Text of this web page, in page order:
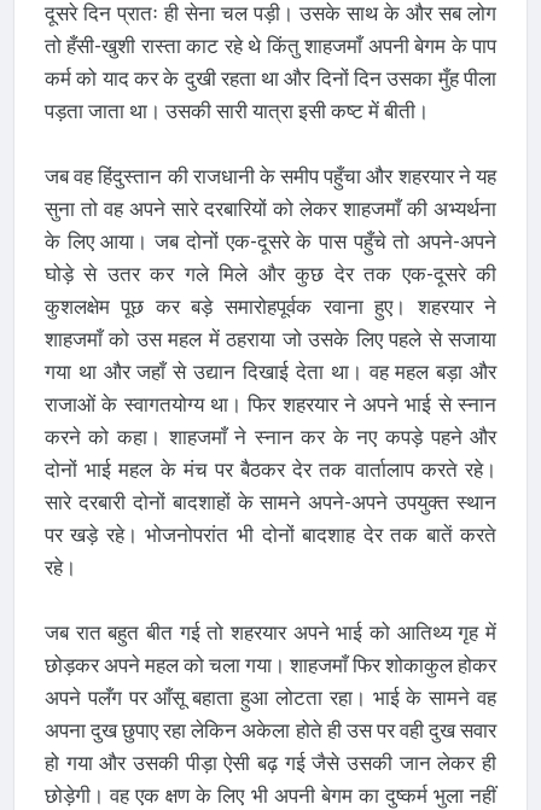
दूसरे दिन प्रातः ही सेना चल पड़ी। उसके साथ के और सब लोग
तो हँसी-खुशी रास्ता काट रहे थे किंतु शाहजमाँ अपनी बेगम के पाप
कर्म को याद कर के दुखी रहता था और दिनों दिन उसका मुँह पीला
पड़ता जाता था। उसकी सारी यात्रा इसी कष्ट में बीती।
जब वह हिंदुस्तान की राजधानी के समीप पहुँचा और शहरयार ने यह
सुना तो वह अपने सारे दरबारियों को लेकर शाहजमाँ की अभ्यर्थना
के लिए आया। जब दोनों एक-दूसरे के पास पहुँचे तो अपने-अपने
घोड़े से उतर कर गले मिले और कुछ देर तक एक-दूसरे की
कुशलक्षेम पूछ कर बड़े समारोहपूर्वक रवाना हुए। शहरयार ने
शाहजमाँ को उस महल में ठहराया जो उसके लिए पहले से सजाया
गया था और जहाँ से उद्यान दिखाई देता था। वह महल बड़ा और
राजाओं के स्वागतयोग्य था। फिर शहरयार ने अपने भाई से स्नान
करने को कहा। शाहजमाँ ने स्नान कर के नए कपड़े पहने और
दोनों भाई महल के मंच पर बैठकर देर तक वार्तालाप करते रहे।
सारे दरबारी दोनों बादशाहों के सामने अपने-अपने उपयुक्त स्थान
पर खड़े रहे। भोजनोपरांत भी दोनों बादशाह देर तक बातें करते
रहे।
जब रात बहुत बीत गई तो शहरयार अपने भाई को आतिथ्य गृह में
छोड़कर अपने महल को चला गया। शाहजमाँ फिर शोकाकुल होकर
अपने पलँग पर आँसू बहाता हुआ लोटता रहा। भाई के सामने वह
अपना दुख छुपाए रहा लेकिन अकेला होते ही उस पर वही दुख सवार
हो गया और उसकी पीड़ा ऐसी बढ़ गई जैसे उसकी जान लेकर ही
छोड़ेगी। वह एक क्षण के लिए भी अपनी बेगम का दुष्कर्म भुला नहीं